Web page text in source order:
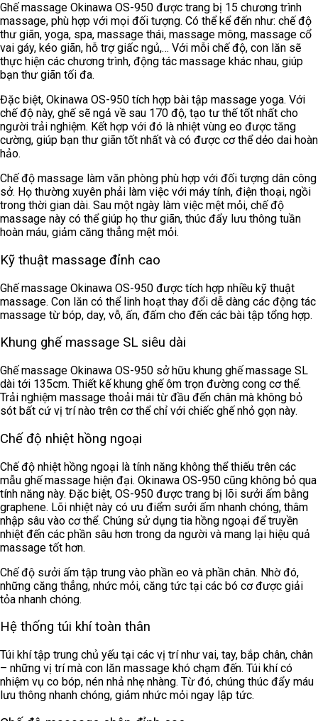
Ghế massage Okinawa OS-950 được trang bị 15 chương trình
massage, phù hợp với mọi đối tượng. Có thể kể đến như: chế độ
thư giãn, yoga, spa, massage thái, massage mông, massage cổ
vai gáy, kéo giãn, hỗ trợ giấc ngủ,… Với mỗi chế độ, con lăn sẽ
thực hiện các chương trình, động tác massage khác nhau, giúp
bạn thư giãn tối đa.
Đặc biệt, Okinawa OS-950 tích hợp bài tập massage yoga. Với
chế độ này, ghế sẽ ngả về sau 170 độ, tạo tư thế tốt nhất cho
người trải nghiệm. Kết hợp với đó là nhiệt vùng eo được tăng
cường, giúp bạn thư giãn tốt nhất và có được cơ thể dẻo dai hoàn
hảo.
Chế độ massage làm văn phòng phù hợp với đối tượng dân công
sở. Họ thường xuyên phải làm việc với máy tính, điện thoại, ngồi
trong thời gian dài. Sau một ngày làm việc mệt mỏi, chế độ
massage này có thể giúp họ thư giãn, thúc đẩy lưu thông tuần
hoàn máu, giảm căng thẳng mệt mỏi.
Kỹ thuật massage đỉnh cao
Ghế massage Okinawa OS-950 được tích hợp nhiều kỹ thuật
massage. Con lăn có thể linh hoạt thay đổi dễ dàng các động tác
massage từ bóp, day, vỗ, ấn, đấm cho đến các bài tập tổng hợp.
Khung ghế massage SL siêu dài
Ghế massage Okinawa OS-950 sở hữu khung ghế massage SL
dài tới 135cm. Thiết kế khung ghế ôm trọn đường cong cơ thể.
Trải nghiệm massage thoải mái từ đầu đến chân mà không bỏ
sót bất cứ vị trí nào trên cơ thể chỉ với chiếc ghế nhỏ gọn này.
Chế độ nhiệt hồng ngoại
Chế độ nhiệt hồng ngoại là tính năng không thể thiếu trên các
mẫu ghế massage hiện đại. Okinawa OS-950 cũng không bỏ qua
tính năng này. Đặc biệt, OS-950 được trang bị lõi sưởi ấm bằng
graphene. Lõi nhiệt này có ưu điểm sưởi ấm nhanh chóng, thâm
nhập sâu vào cơ thể. Chúng sử dụng tia hồng ngoại để truyền
nhiệt đến các phần sâu hơn trong da người và mang lại hiệu quả
massage tốt hơn.
Chế độ sưởi ấm tập trung vào phần eo và phần chân. Nhờ đó,
những căng thẳng, nhức mỏi, căng tức tại các bó cơ được giải
tỏa nhanh chóng.
Hệ thống túi khí toàn thân
Túi khí tập trung chủ yếu tại các vị trí như vai, tay, bắp chân, chân
– những vị trí mà con lăn massage khó chạm đến. Túi khí có
nhiệm vụ co bóp, nén nhả nhẹ nhàng. Từ đó, chúng thúc đẩy máu
lưu thông nhanh chóng, giảm nhức mỏi ngay lập tức.